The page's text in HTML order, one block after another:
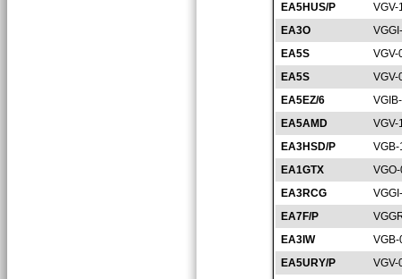
EA5HUS/P
VGV-
EA3O
EA5S
VGV-
EA5S
VGV-
EA5EZ/6
EA5AMD
VGV-
EA3HSD/P
EA1GTX
EA3RCG
EA7F/P
EA3IW
EA5URY/P
VGV-